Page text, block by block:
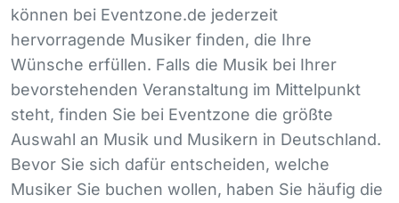
können bei Eventzone.de jederzeit
hervorragende Musiker finden, die Ihre
Wünsche erfüllen. Falls die Musik bei Ihrer
bevorstehenden Veranstaltung im Mittelpunkt
steht, finden Sie bei Eventzone die größte
Auswahl an Musik und Musikern in Deutschland.
Bevor Sie sich dafür entscheiden, welche
Musiker Sie buchen wollen, haben Sie häufig die